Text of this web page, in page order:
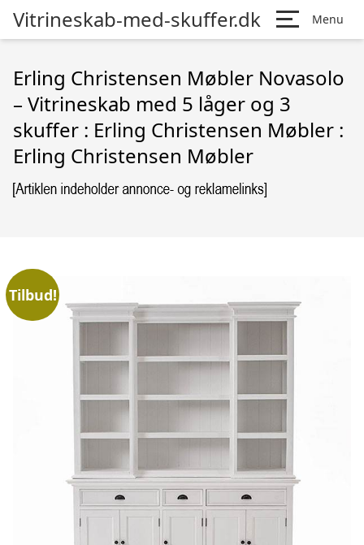
Vitrineskab-med-skuffer.dk Menu
Erling Christensen Møbler Novasolo
– Vitrineskab med 5 låger og 3
skuffer : Erling Christensen Møbler :
Erling Christensen Møbler
Tilbud!